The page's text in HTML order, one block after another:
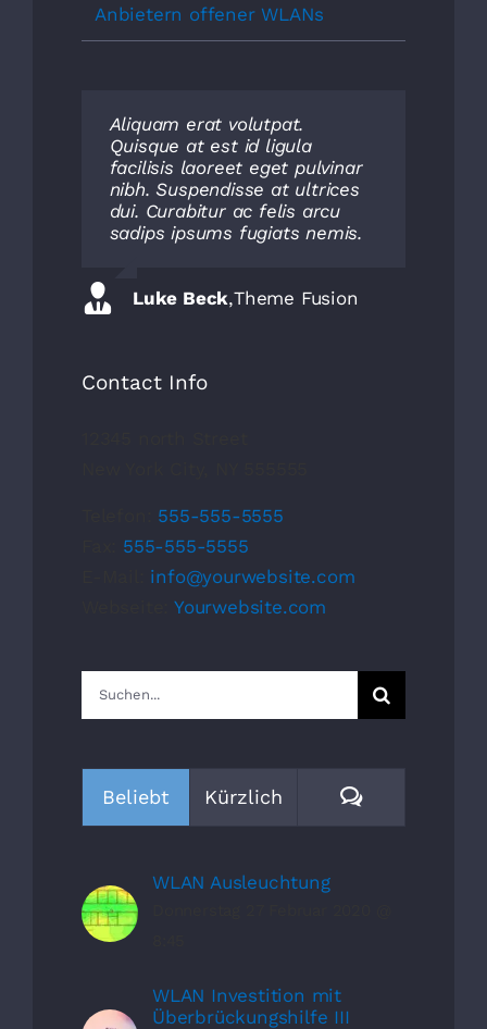
Anbietern offener WLANs
Aliquam erat volutpat.
Quisque at est id ligula
facilisis laoreet eget pulvinar
nibh. Suspendisse at ultrices
dui. Curabitur ac felis arcu
sadips ipsums fugiats nemis.
Luke Beck,Theme Fusion
Neque porro quisquam est,
qui dolorem ipsum quia dolor
sit amet, consec tetur, adipisci
velit, sed quia non numquam
eius modi tempora voluptas
amets unser.
John Doe,My Company
Contact Info
555-555-5555
555-555-5555
info@yourwebsite.com
Webseite:Yourwebsite.com
Suche
nach:
Beliebt Kürzlich Kommentare
WLAN Ausleuchtung
WLAN Investition mit
Überbrückungshilfe III